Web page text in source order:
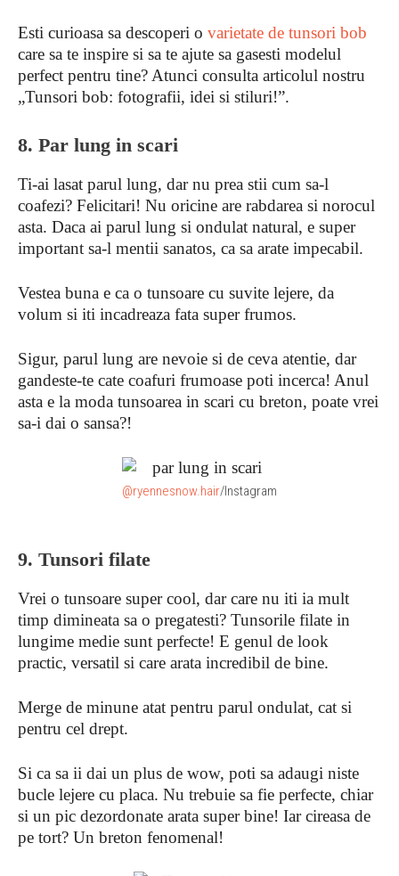
Esti curioasa sa descoperi o varietate de tunsori bob
care sa te inspire si sa te ajute sa gasesti modelul
perfect pentru tine? Atunci consulta articolul nostru
„Tunsori bob: fotografii, idei si stiluri!”.
8. Par lung in scari
Ti-ai lasat parul lung, dar nu prea stii cum sa-l
coafezi? Felicitari! Nu oricine are rabdarea si norocul
asta. Daca ai parul lung si ondulat natural, e super
important sa-l mentii sanatos, ca sa arate impecabil.
Vestea buna e ca o tunsoare cu suvite lejere, da
volum si iti incadreaza fata super frumos.
Sigur, parul lung are nevoie si de ceva atentie, dar
gandeste-te cate coafuri frumoase poti incerca! Anul
asta e la moda tunsoarea in scari cu breton, poate vrei
sa-i dai o sansa?!
@ryennesnow.hair/Instagram
9. Tunsori filate
Vrei o tunsoare super cool, dar care nu iti ia mult
timp dimineata sa o pregatesti? Tunsorile filate in
lungime medie sunt perfecte! E genul de look
practic, versatil si care arata incredibil de bine.
Merge de minune atat pentru parul ondulat, cat si
pentru cel drept.
Si ca sa ii dai un plus de wow, poti sa adaugi niste
bucle lejere cu placa. Nu trebuie sa fie perfecte, chiar
si un pic dezordonate arata super bine! Iar cireasa de
pe tort? Un breton fenomenal!